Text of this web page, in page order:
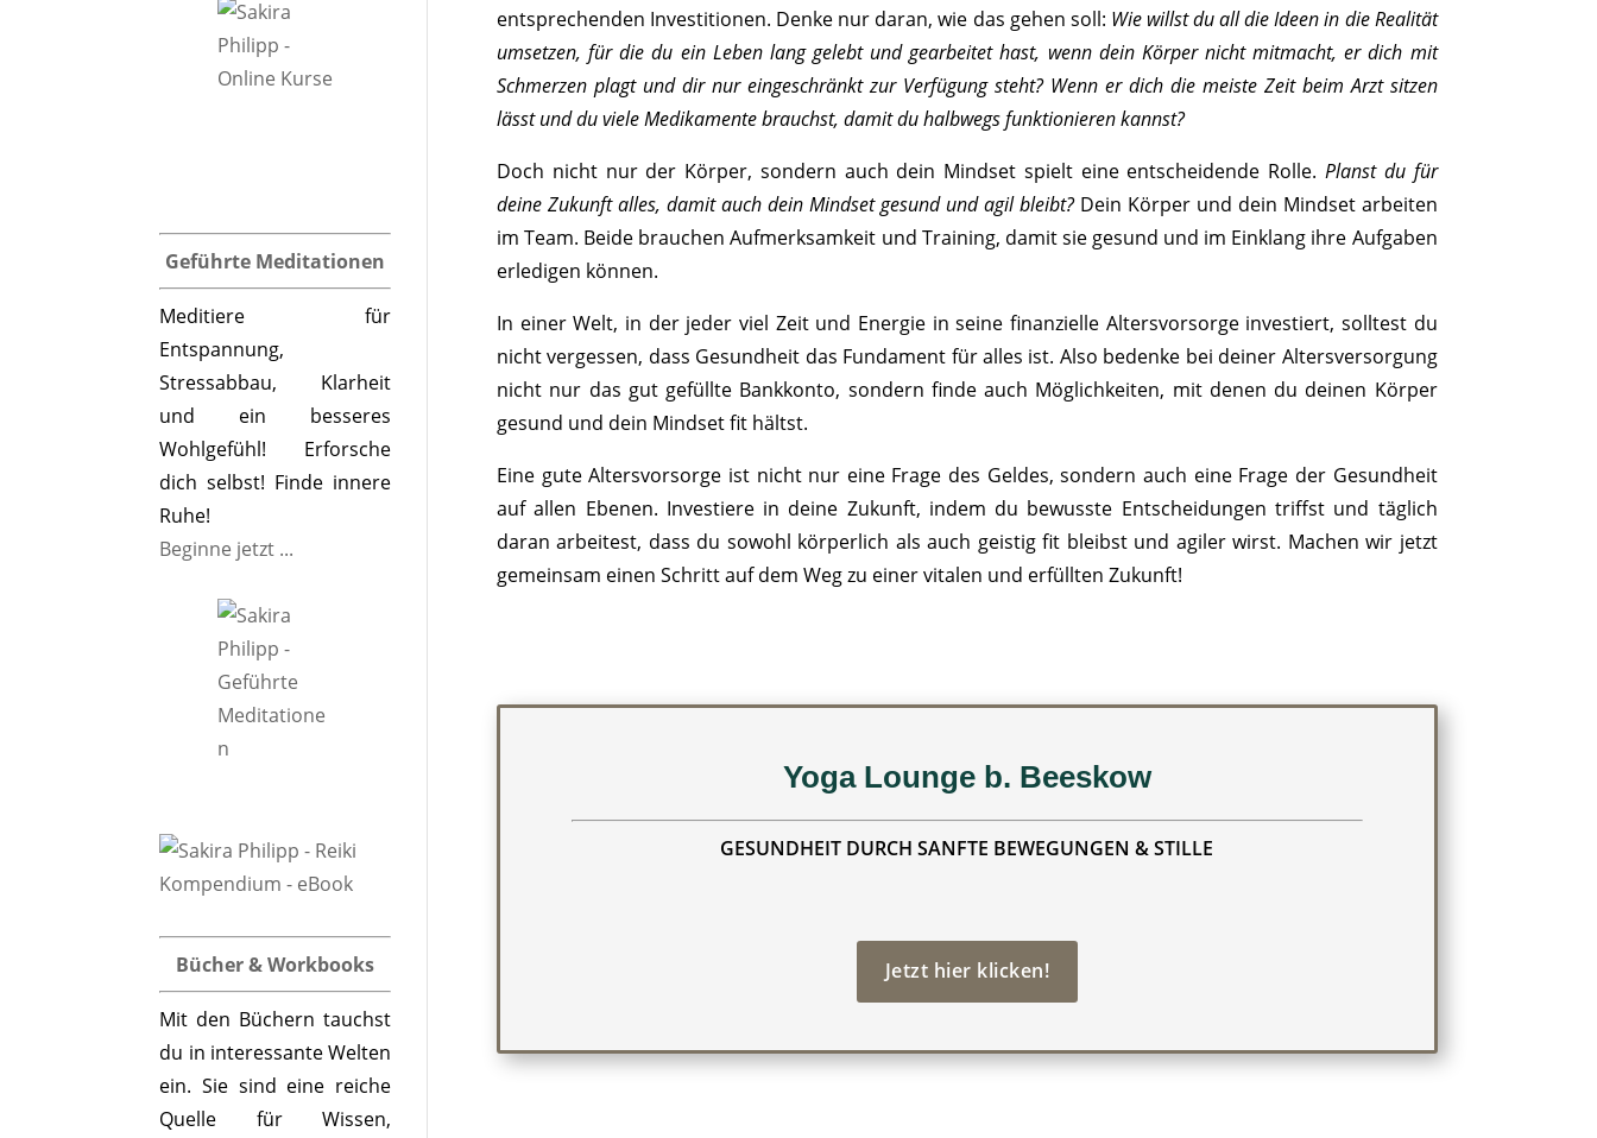
entsprechenden Investitionen. Denke nur daran, wie das gehen soll: Wie willst du all die Ideen in die Realität
umsetzen, für die du ein Leben lang gelebt und gearbeitet hast, wenn dein Körper nicht mitmacht, er dich mit
Schmerzen plagt und dir nur eingeschränkt zur Verfügung steht? Wenn er dich die meiste Zeit beim Arzt sitzen
lässt und du viele Medikamente brauchst, damit du halbwegs funktionieren kannst?
Doch nicht nur der Körper, sondern auch dein Mindset spielt eine entscheidende Rolle.Planst du für
deine Zukunft alles, damit auch dein Mindset gesund und agil bleibt?Dein Körper und dein Mindset arbeiten
im Team. Beide brauchen Aufmerksamkeit und Training, damit sie gesund und im Einklang ihre Aufgaben
erledigen können.
In einer Welt, in der jeder viel Zeit und Energie in seine finanzielle Altersvorsorge investiert, solltest du
nicht vergessen, dass Gesundheit das Fundament für alles ist. Also bedenke bei deiner Altersversorgung
nicht nur das gut gefüllte Bankkonto, sondern finde auch Möglichkeiten, mit denen du deinen Körper
gesund und dein Mindset fit hältst.
Eine gute Altersvorsorge ist nicht nur eine Frage des Geldes, sondern auch eine Frage der Gesundheit
auf allen Ebenen. Investiere in deine Zukunft, indem du bewusste Entscheidungen triffst und täglich
daran arbeitest, dass du sowohl körperlich als auch geistig fit bleibst und agiler wirst. Machen wir jetzt
gemeinsam einen Schritt auf dem Weg zu einer vitalen und erfüllten Zukunft!
Yoga Lounge b. Beeskow
GESUNDHEIT DURCH SANFTE BEWEGUNGEN & STILLE
Jetzt hier klicken!
Geführte Meditationen
Meditiere für
Entspannung,
Stressabbau, Klarheit
und ein besseres
Wohlgefühl! Erforsche
dich selbst! Finde innere
Ruhe!
Beginne jetzt ...
Bücher & Workbooks
Mit den Büchern tauchst
du in interessante Welten
ein. Sie sind eine reiche
Quelle für Wissen,